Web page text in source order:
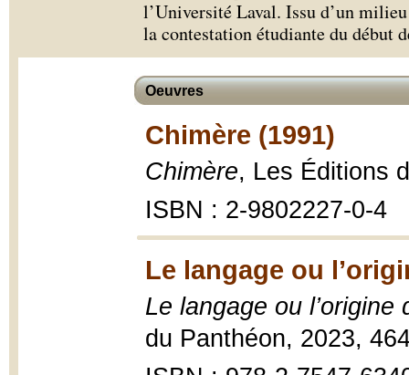
l’Université Laval. Issu d’un
la contestation étudiante du début
Oeuvres
Chimère (1991)
Chimère, Les Éditions
ISBN : 2-9802227-0-4
Le langage ou
Le langage ou l’origine
du Panthéon, 2023,